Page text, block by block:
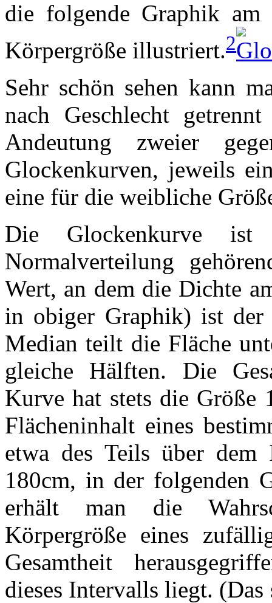
die folgende Graphik am
Körpergröße illustriert.2
Sehr schön sehen kann
nach Geschlecht
Andeutung zweier
Glockenkurven, jeweils
eine für die weibliche
Die Glockenkurve
Normalverteilung
Wert, an dem die Dichte
in obiger Graphik) ist der
Median teilt die Fläche
gleiche Hälften. Die
Kurve hat stets die Größe
Flächeninhalt eines
etwa des Teils über
180cm, in der folgenden
erhält man die
Körpergröße eines
Gesamtheit
dieses Intervalls liegt.